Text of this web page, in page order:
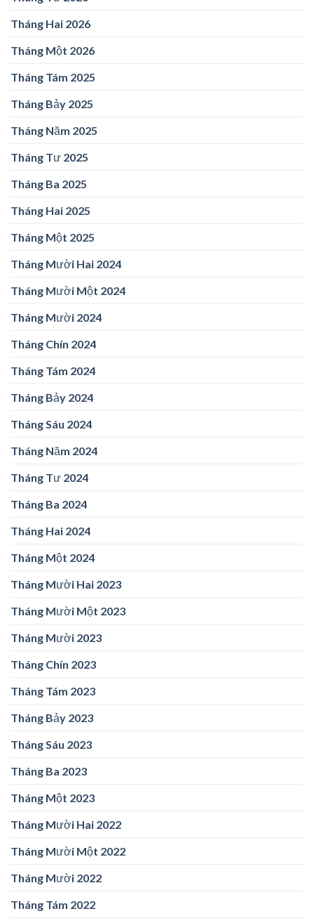
Tháng Hai 2026
Tháng Một 2026
Tháng Tám 2025
Tháng Bảy 2025
Tháng Năm 2025
Tháng Tư 2025
Tháng Ba 2025
Tháng Hai 2025
Tháng Một 2025
Tháng Mười Hai 2024
Tháng Mười Một 2024
Tháng Mười 2024
Tháng Chín 2024
Tháng Tám 2024
Tháng Bảy 2024
Tháng Sáu 2024
Tháng Năm 2024
Tháng Tư 2024
Tháng Ba 2024
Tháng Hai 2024
Tháng Một 2024
Tháng Mười Hai 2023
Tháng Mười Một 2023
Tháng Mười 2023
Tháng Chín 2023
Tháng Tám 2023
Tháng Bảy 2023
Tháng Sáu 2023
Tháng Ba 2023
Tháng Một 2023
Tháng Mười Hai 2022
Tháng Mười Một 2022
Tháng Mười 2022
Tháng Tám 2022